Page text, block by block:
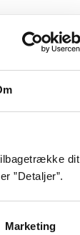
dit
”Detaljer”.
Marketing